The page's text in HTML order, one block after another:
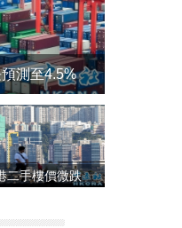
測至4.5%
二手樓價微跌